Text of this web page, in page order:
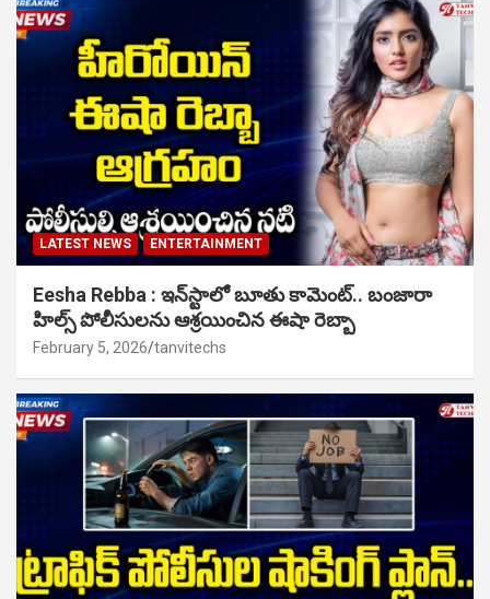
LATEST NEWS ENTERTAINMENT
Eesha Rebba : ఇన్‌స్టాలో బూతు కామెంట్.. బంజారా
హిల్స్ పోలీసులను ఆశ్రయించిన ఈషా రెబ్బా
February 5, 2026 tanvitechs